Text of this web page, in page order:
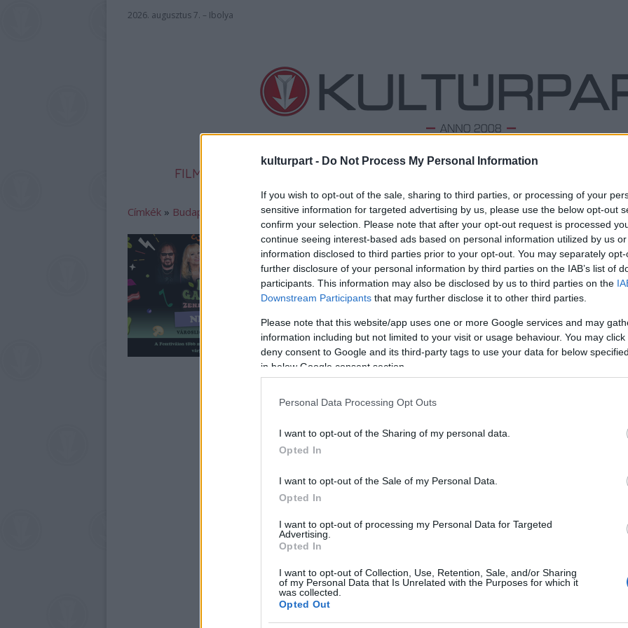
kulturpart - Do Not Process My Personal Information
If you wish to opt-out of the sale, sharing to third parties, or processing of your
sensitive information for targeted advertising by us, please use the below opt-out
confirm your selection. Please note that after your opt-out request is processed
continue seeing interest-based ads based on personal information utilized by us
information disclosed to third parties prior to your opt-out. You may separately
further disclosure of your personal information by third parties on the IAB’s list of
participants. This information may also be disclosed by us to third parties on the
Downstream Participants that may further disclose it to other third parties.
Please note that this website/app uses one or more Google services and may
information including but not limited to your visit or usage behaviour. You may
deny consent to Google and its third-party tags to use your data for below
in below Google consent section.
Personal Data Processing Opt Outs
I want to opt-out of the Sharing of my personal data.
Opted In
I want to opt-out of the Sale of my Personal Data.
Opted In
I want to opt-out of processing my Personal Data for Targeted
Advertising.
Opted In
I want to opt-out of Collection, Use, Retention, Sale, and/or Sharing
of my Personal Data that Is Unrelated with the Purposes for which it
was collected.
Opted Out
2026. augusztus 7. – Ibolya
FILM
Címkék » Budapest_Garden_Party
Újra Budapesten koncerteznek a Neoton
Família sztárjai
2024. 08. 13.|Kultúrpart
A Neoton Família sztárjai visszatérnek a fővárosba:
október első hétvégéjén. A zenei- és gasztrofesztiválon
olyan más neves előadók is fellépnek, mint az Első Emelet,
Karácsony János, az izlandi Mezzoforte, és nem utolsó
sorban az FLM.
tovább
Top
A
A